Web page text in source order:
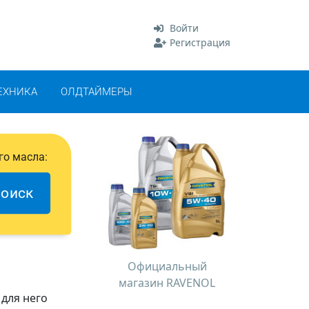
Войти
Регистрация
ОЛДТАЙМЕРЫ
масла:
него
Официальный
магазин RAVENOL